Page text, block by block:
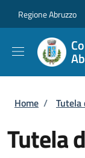
Regione Abruzzo
Briciole
Home / Tutela
Tutela